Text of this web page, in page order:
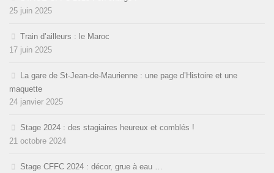
25 juin 2025
Train d’ailleurs : le Maroc
17 juin 2025
La gare de St-Jean-de-Maurienne : une page d’Histoire et une
maquette
24 janvier 2025
Stage 2024 : des stagiaires heureux et comblés !
21 octobre 2024
Stage CFFC 2024 : décor, grue à eau …